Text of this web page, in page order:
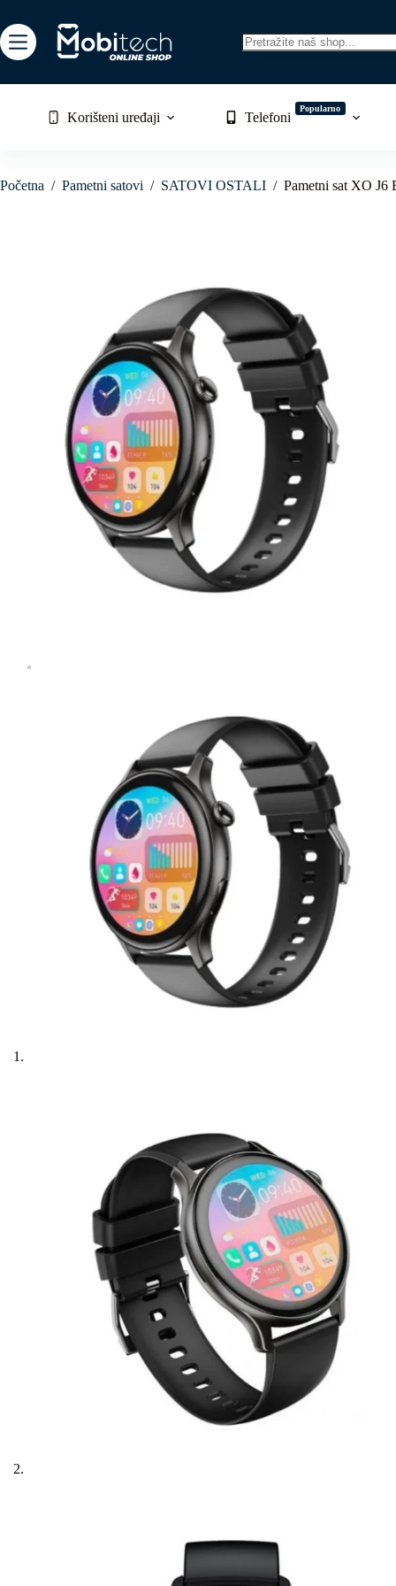
to
content
Korišteni uređaji Telefoni
Popularno
Početna / Pametni satovi / SATOVI OSTALI / Pametni sat XO